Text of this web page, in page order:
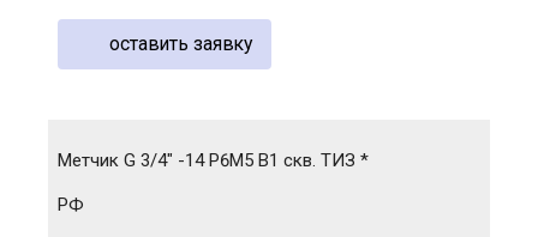
оставить заявку
Метчик G 3/4" -14 Р6М5 B1 скв. ТИЗ *
РФ